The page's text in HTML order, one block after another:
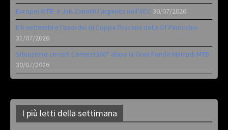
Europei MTB: a Juri Zanotti l’argento nell’XCC 30/07/2026
Il 6 settembre l’esordio di Coppa Toscana della Gf Pinocchio
31/07/2026
Situazione circuiti Contest360° dopo la Gran Fondo Marradi MTB
30/07/2026
I più letti della settimana